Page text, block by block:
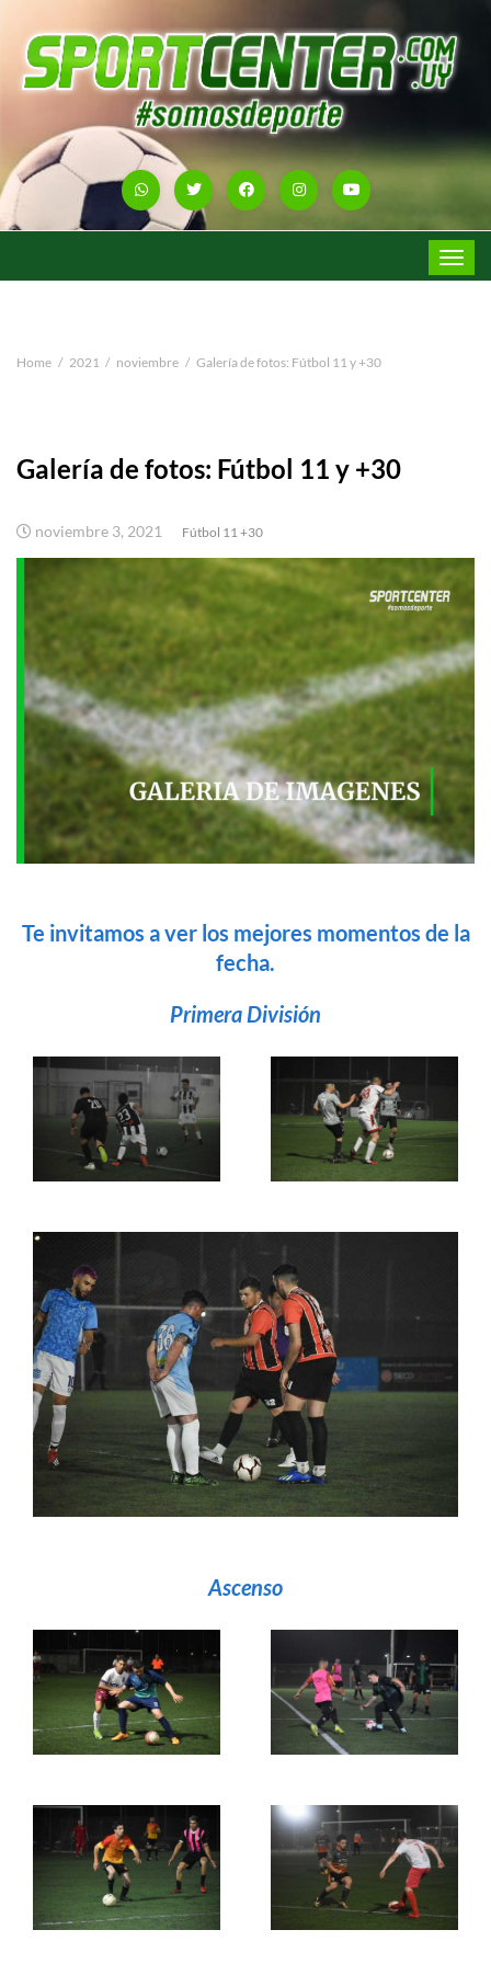
Toggle
Home 2021 noviembre Galería de fotos: Fútbol 11 y +30
Galería de fotos: Fútbol 11 y +30
noviembre 3, 2021 Fútbol 11 +30
Te invitamos a ver los mejores momentos de la
fecha.
Primera División
Ascenso